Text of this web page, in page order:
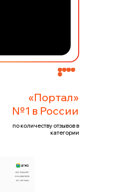
«Портал»
№1 в России
по количеству отзывов в
категории